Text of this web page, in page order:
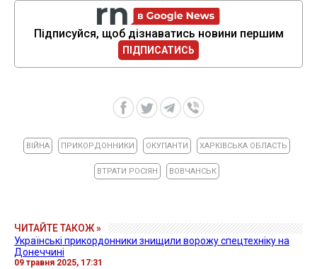
Підписуйся, щоб дізнаватись новини першим
ПІДПИСАТИСЬ
ВІЙНА ПРИКОРДОННИКИ ОКУПАНТИ ХАРКІВСЬКА ОБЛАСТЬ
ВТРАТИ РОСІЯН ВОВЧАНСЬК
ЧИТАЙТЕ ТАКОЖ »
Українські прикордонники знищили ворожу спецтехніку на
Донеччині
09 травня 2025, 17:31